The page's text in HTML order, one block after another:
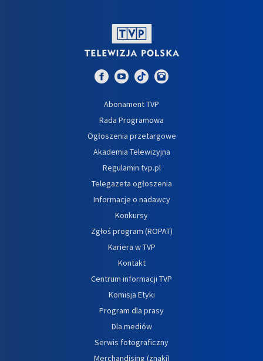
Abonament TVP
Rada Programowa
Ogłoszenia przetargowe
Akademia Telewizyjna
Regulamin tvp.pl
Telegazeta ogłoszenia
Informacje o nadawcy
Konkursy
Zgłoś program (ROPAT)
Kariera w TVP
Kontakt
Centrum informacji TVP
Komisja Etyki
Program dla prasy
Dla mediów
Serwis fotograficzny
Merchandising (znaki)